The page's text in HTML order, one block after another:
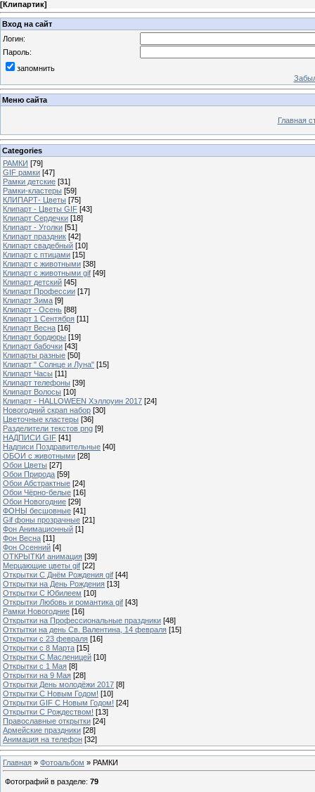
[Клипартик]
Вход на сайт
Логин:
Пароль:
запомнить
Меню сайта
Главная
Categories
РАМКИ [79]
GIF рамки [47]
Рамки детские [31]
Рамки-кластеры [59]
КЛИПАРТ- Цветы [75]
Клипарт - Цветы GIF [43]
Клипарт Сердечки [18]
Клипарт - Уголки [51]
Клипарт праздник [42]
Клипарт свадебный [10]
Клипарт с птицами [15]
Клипарт с животными [38]
Клипарт с животными gif [49]
Клипарт детский [45]
Клипарт Профессии [17]
Клипарт Зима [9]
Клипарт - Осень [88]
Клипарт 1 Сентября [11]
Клипарт Весна [16]
Клипарт бордюры [19]
Клипарт бабочки [43]
Клипарты разные [50]
Клипарт " Солнце и Луна" [15]
Клипарт Часы [11]
Клипарт телефоны [39]
Клипарт Волосы [10]
Клипарт - HALLOWEEN Хэллоуин 2017 [24]
Новогодний скрап набор [30]
Цветочные кластеры [36]
Разделители текстов png [9]
НАДПИСИ GIF [41]
Надписи Поздравительные [40]
ОБОИ с животными [28]
Обои Цветы [27]
Обои Природа [59]
Обои Абстрактные [24]
Обои Чёрно-белые [16]
Обои Новогодние [29]
ФОНЫ бесшовные [41]
Gif фоны прозрачные [21]
Фон Анимационный [1]
Фон Весна [11]
Фон Осенний [4]
ОТКРЫТКИ анимация [39]
Мерцающие цветы gif [22]
Открытки С Днём Рождения gif [44]
Открытки на День Рождения [13]
Открытки С Юбилеем [10]
Открытки Любовь и романтика gif [43]
Рамки Новогодние [16]
Открытки на Профессиональные праздники [48]
Отктытки на день Св. Валентина, 14 февраля [15]
Открытки с 23 февраля [16]
Открытки с 8 Марта [15]
Открытки С Масленицей [10]
Открытки с 1 Мая [8]
Открытки на 9 Мая [28]
Открытки День молодёжи 2017 [8]
Открытки С Новым Годом! [10]
Открытки GIF С Новым Годом! [24]
Открытки С Рождеством! [13]
Православные открытки [24]
Армейские праздники [28]
Анимация на телефон [32]
Главная » Фотоальбом » РАМКИ
Фотографий в разделе: 79